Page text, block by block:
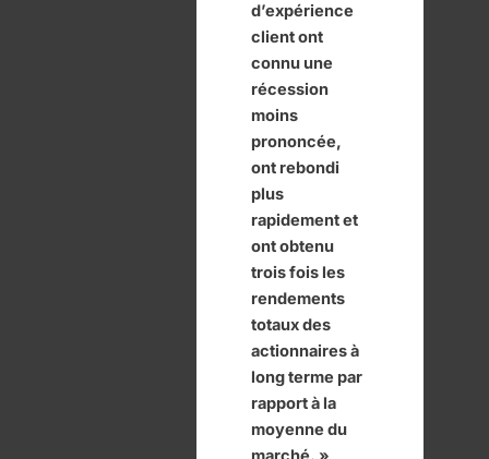
d’expérience
client ont
connu une
récession
moins
prononcée,
ont rebondi
plus
rapidement et
ont obtenu
trois fois les
rendements
totaux des
actionnaires à
long terme par
rapport à la
moyenne du